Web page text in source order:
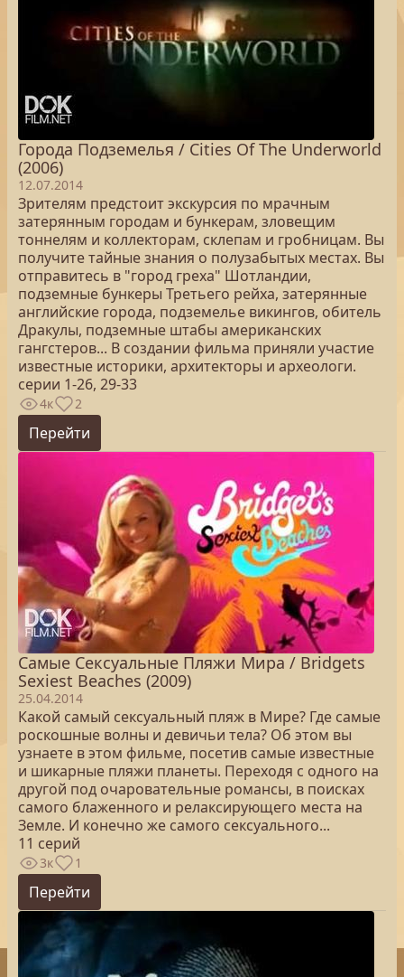
Города Подземелья / Cities Of The Underworld
(2006)
12.07.2014
Зрителям предстоит экскурсия по мрачным
затерянным городам и бункерам, зловещим
тоннелям и коллекторам, склепам и гробницам. Вы
получите тайные знания о полузабытых местах. Вы
отправитесь в "город греха" Шотландии,
подземные бункеры Третьего рейха, затерянные
английские города, подземелье викингов, обитель
Дракулы, подземные штабы американских
гангстеров... В создании фильма приняли участие
известные историки, архитекторы и археологи.
серии 1-26, 29-33
4к 2
Перейти
Самые Сексуальные Пляжи Мира / Bridgets
Sexiest Beaches (2009)
25.04.2014
Какой самый сексуальный пляж в Мире? Где самые
роскошные волны и девичьи тела? Об этом вы
узнаете в этом фильме, посетив самые известные
и шикарные пляжи планеты. Переходя с одного на
другой под очаровательные романсы, в поисках
самого блаженного и релаксирующего места на
Земле. И конечно же самого сексуального...
11 серий
3к 1
Перейти